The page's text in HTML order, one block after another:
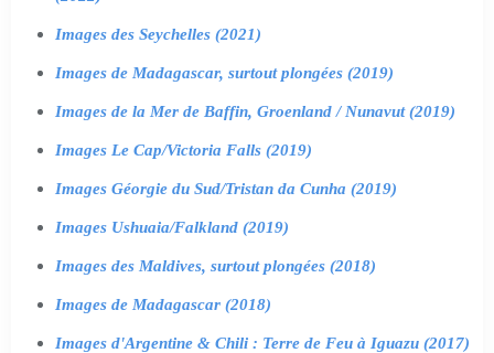
Images des Seychelles (2021)
Images de Madagascar, surtout plongées (2019)
Images de la Mer de Baffin, Groenland / Nunavut (2019)
Images Le Cap/Victoria Falls (2019)
Images Géorgie du Sud/Tristan da Cunha (2019)
Images Ushuaia/Falkland (2019)
Images des Maldives, surtout plongées (2018)
Images de Madagascar (2018)
Images d'Argentine & Chili : Terre de Feu à Iguazu (2017)